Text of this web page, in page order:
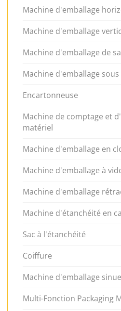
Machine d'emballage
Machine d'emballage
Machine d'emballage de
Machine d'emballage
Encartonneuse
Machine de comptage et
matériel
Machine d'emballage en
Machine d'emballage à
Machine d'emballage
Machine d'étanchéité en
Sac à l'étanchéité
Coiffure
Machine d'emballage
Multi-Fonction Packaging